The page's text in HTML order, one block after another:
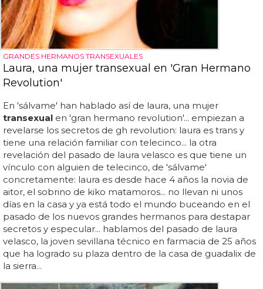
GRANDES HERMANOS TRANSEXUALES
Laura, una mujer transexual en 'Gran Hermano
Revolution'
En 'sálvame' han hablado así de laura, una mujer
transexual en 'gran hermano revolution'... empiezan a
revelarse los secretos de gh revolution: laura es trans y
tiene una relación familiar con telecinco... la otra
revelación del pasado de laura velasco es que tiene un
vínculo con alguien de telecinco, de 'sálvame'
concretamente: laura es desde hace 4 años la novia de
aitor, el sobrino de kiko matamoros... no llevan ni unos
días en la casa y ya está todo el mundo buceando en el
pasado de los nuevos grandes hermanos para destapar
secretos y especular... hablamos del pasado de laura
velasco, la joven sevillana técnico en farmacia de 25 años
que ha logrado su plaza dentro de la casa de guadalix de
la sierra...